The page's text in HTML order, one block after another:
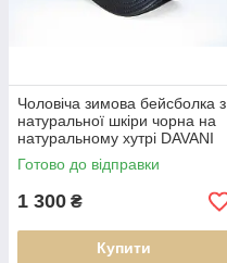
Чоловіча зимова бейсболка з
натуральної шкіри чорна на
натуральному хутрі DAVANI
00509
Готово до відправки
1 300 ₴
Купити